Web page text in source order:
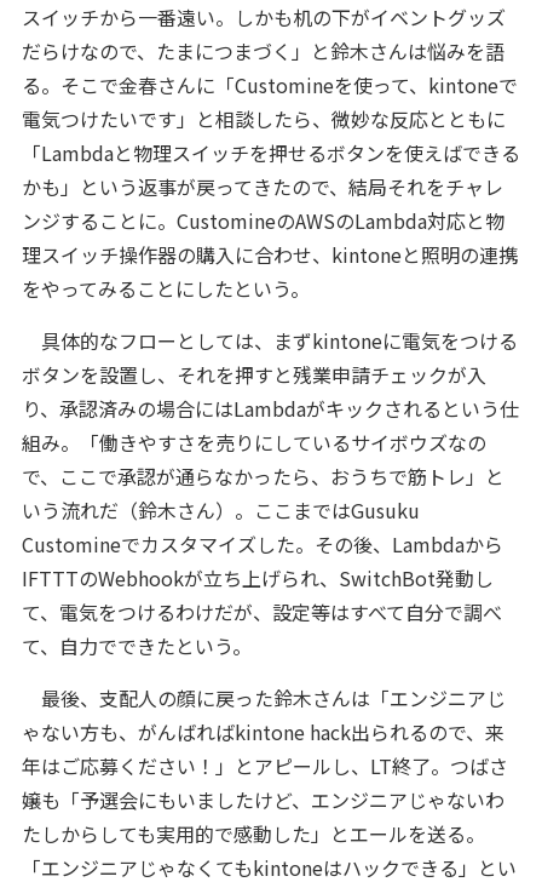
スイッチから一番遠い。しかも机の下がイベントグッズ
だらけなので、たまにつまづく」と鈴木さんは悩みを語
る。そこで金春さんに「Customineを使って、kintoneで
電気つけたいです」と相談したら、微妙な反応とともに
「Lambdaと物理スイッチを押せるボタンを使えばできる
かも」という返事が戻ってきたので、結局それをチャレ
ンジすることに。CustomineのAWSのLambda対応と物
理スイッチ操作器の購入に合わせ、kintoneと照明の連携
をやってみることにしたという。
具体的なフローとしては、まずkintoneに電気をつける
ボタンを設置し、それを押すと残業申請チェックが入
り、承認済みの場合にはLambdaがキックされるという仕
組み。「働きやすさを売りにしているサイボウズなの
で、ここで承認が通らなかったら、おうちで筋トレ」と
いう流れだ（鈴木さん）。ここまではGusuku
Customineでカスタマイズした。その後、Lambdaから
IFTTTのWebhookが立ち上げられ、SwitchBot発動し
て、電気をつけるわけだが、設定等はすべて自分で調べ
て、自力でできたという。
最後、支配人の顔に戻った鈴木さんは「エンジニアじ
ゃない方も、がんばればkintone hack出られるので、来
年はご応募ください！」とアピールし、LT終了。つばさ
嬢も「予選会にもいましたけど、エンジニアじゃないわ
たしからしても実用的で感動した」とエールを送る。
「エンジニアじゃなくてもkintoneはハックできる」とい